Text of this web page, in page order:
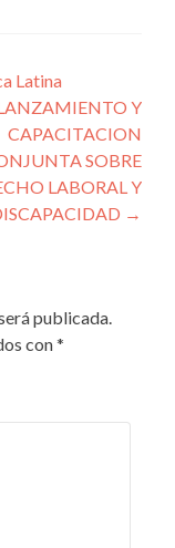
Latina
Y
CAPACITACION
SOBRE
LABORAL Y
→
publicada.
con*